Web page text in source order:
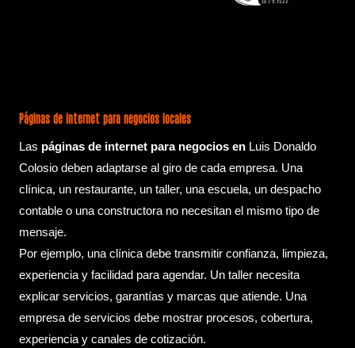
Páginas de internet para negocios locales
Las páginas de internet para negocios en Luis Donaldo
Colosio deben adaptarse al giro de cada empresa. Una
clínica, un restaurante, un taller, una escuela, un despacho
contable o una constructora no necesitan el mismo tipo de
mensaje.
Por ejemplo, una clínica debe transmitir confianza, limpieza,
experiencia y facilidad para agendar. Un taller necesita
explicar servicios, garantías y marcas que atiende. Una
empresa de servicios debe mostrar procesos, cobertura,
experiencia y canales de cotización.